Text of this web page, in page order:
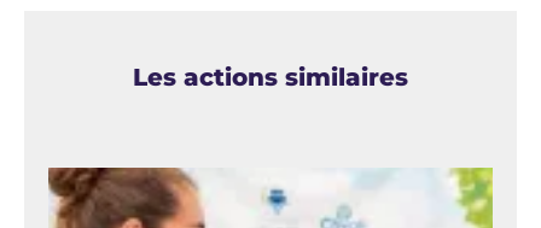
Les actions similaires